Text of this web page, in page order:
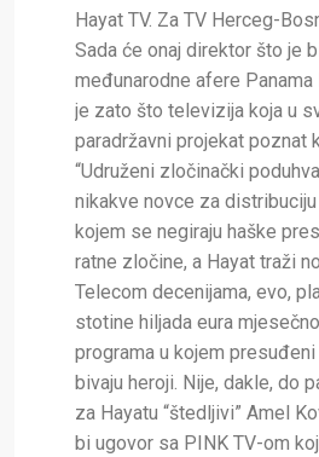
Hayat TV. Za TV Herceg-
Sada će onaj direktor što je
međunarodne afere
je zato što televizija koja u
paradržavni projekat poznat
“Udruženi zločinački
nikakve novce za
kojem se negiraju haške
ratne zločine, a Hayat traži
Telecom decenijama, evo,
stotine hiljada eura
programa u kojem
bivaju heroji. Nije, dakle, do
za Hayatu “štedljivi” Amel
bi ugovor sa PINK TV-om